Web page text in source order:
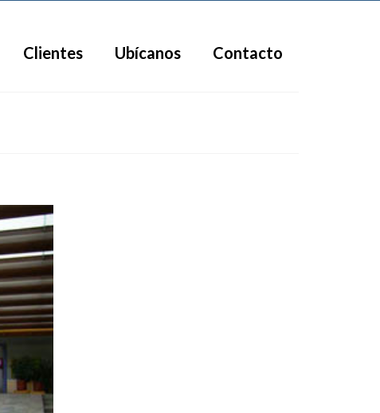
Clientes Ubícanos Contacto